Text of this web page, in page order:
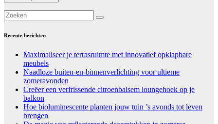
Recente berichten
Maximaliseer je terrasruimte met innovatief opklapbare
meubels
Naadloze buiten-en-binnenverlichting voor ultieme
zomeravonden
Creëer een verfrissende citroenbalsem loungehoek op je
balkon
Hoe bioluminescente planten jouw tuin ’s avonds tot leven
brengen